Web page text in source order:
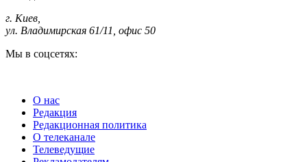
г. Киев
ул. Владимирская 61/11, офис 50
Мы в соцсетях:
О нас
Редакция
Редакционная политика
О телеканале
Телеведущие